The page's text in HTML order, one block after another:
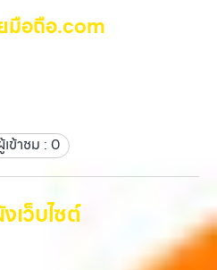
มือถือ.com
เข้าชม : 0
เว็บไซต์